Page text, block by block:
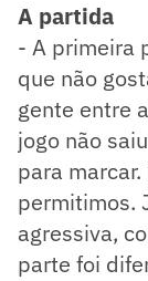
A partida
- A primeira
que não
gente entre
jogo não
para
permitimos.
agressiva,
parte foi